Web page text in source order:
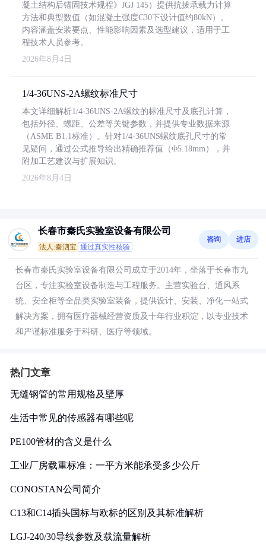
凝土结构后锚固技术规程》JGJ 145）提供抗拔承载力计算
方法和典型数值（如混凝土强度C30下设计值约80kN）。
内容涵盖安装要点、性能影响因素及选型建议，适用于工
程技术人员参考。
2026年8月4日
1/4-36UNS-2A螺纹标准尺寸
本文详细解析1/4-36UNS-2A螺纹的标准尺寸及底孔计算，
包括外径、螺距、公差等关键参数，并提供专业数据来源
（ASME B1.1标准）。针对1/4-36UNS螺纹底孔尺寸的常
见疑问，通过公式推导给出精确推荐值（Φ5.18mm），并
附加工艺建议与扩展知识。
2026年8月4日
长春市秦氏实验室设备有限公司
法人:秦泗宝 通过真实性核验
咨询 进店
长春市秦氏实验室设备有限公司成立于2014年，坐落于长春市九
台区，专注实验室设备制造与工程服务。主营实验台、通风系
统、安全柜等全品类实验室装备，提供设计、安装、净化一站式
解决方案，拥有医疗器械经营资质及十年行业积淀，以专业技术
和严谨标准服务于科研、医疗等领域。
热门文章
无缝钢管的常用规格及壁厚
生活中常见的传感器有哪些呢
PE100管材的含义是什么
工业厂房载重标准：一平方米能承受多少公斤
CONOSTAN公司简介
C13和C14插头国标与欧标的区别及其标准解析
LGJ-240/30导线参数及载流量解析